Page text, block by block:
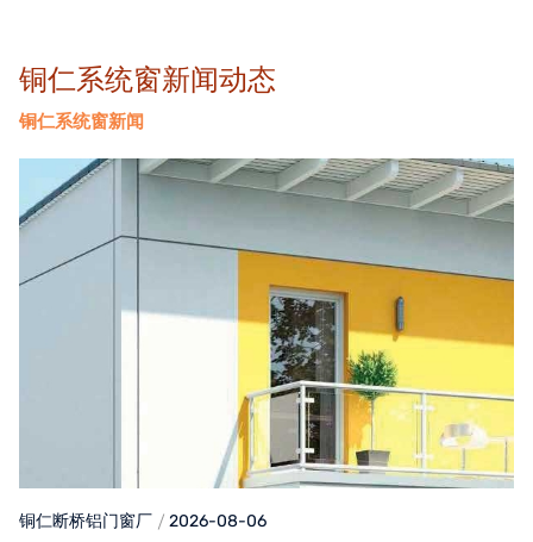
铜仁系统窗新闻动态
铜仁系统窗新闻
铜仁断桥铝门窗厂 2026-08-06